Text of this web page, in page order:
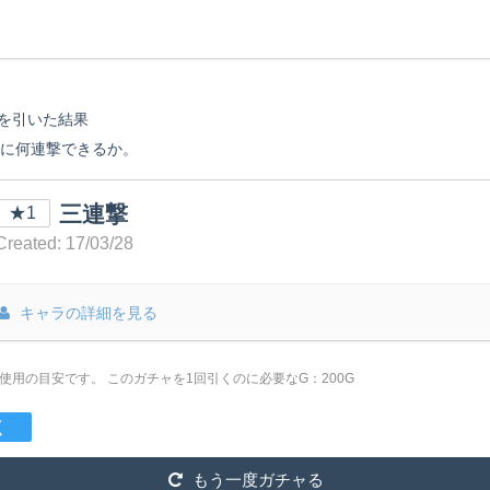
引いた結果
何連撃できるか。
★1 三連撃
17/03/28
キャラの詳細を見る
用の目安です。 このガチャを1回引くのに必要なG：200G
もう一度ガチャる